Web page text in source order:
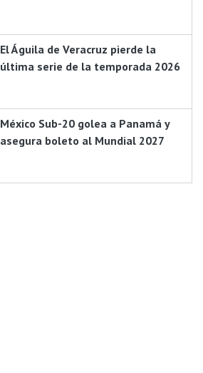
El Águila de Veracruz pierde la
última serie de la temporada 2026
México Sub-20 golea a Panamá y
asegura boleto al Mundial 2027